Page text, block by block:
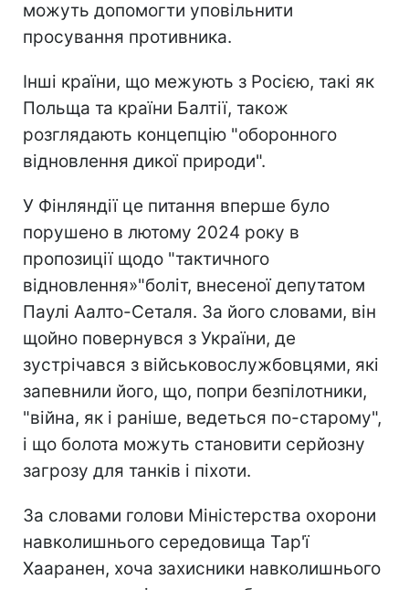
можуть допомогти уповільнити
просування противника.
Інші країни, що межують з Росією, такі як
Польща та країни Балтії, також
розглядають концепцію "оборонного
відновлення дикої природи".
У Фінляндії це питання вперше було
порушено в лютому 2024 року в
пропозиції щодо "тактичного
відновлення»"боліт, внесеної депутатом
Паулі Аалто-Сеталя. За його словами, він
щойно повернувся з України, де
зустрічався з військовослужбовцями, які
запевнили його, що, попри безпілотники,
"війна, як і раніше, ведеться по-старому",
і що болота можуть становити серйозну
загрозу для танків і піхоти.
За словами голови Міністерства охорони
навколишнього середовища Тар'ї
Хааранен, хоча захисники навколишнього